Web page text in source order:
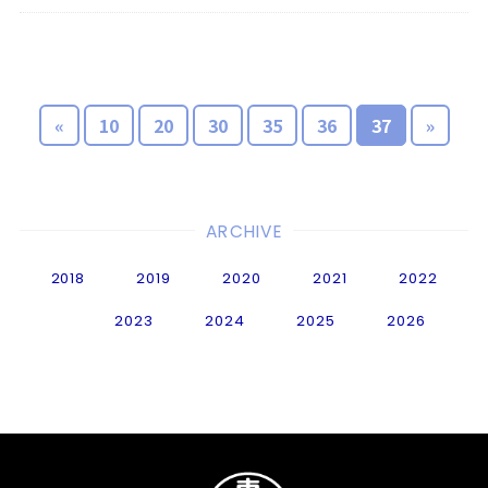
« 10 20 30 35 36 37 »
ARCHIVE
2018 2019 2020 2021 2022
2023 2024 2025 2026